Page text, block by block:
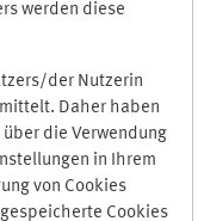
werden diese
der Nutzerin
Daher haben
die Verwendung
in Ihrem
von Cookies
Cookies